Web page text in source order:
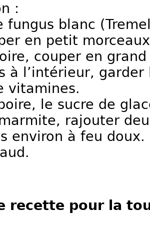
:
fungus blanc
en petit
couper en
à l’intérieur,
vitamines.
le sucre de
rajouter
environ à feu doux.
recette pour la